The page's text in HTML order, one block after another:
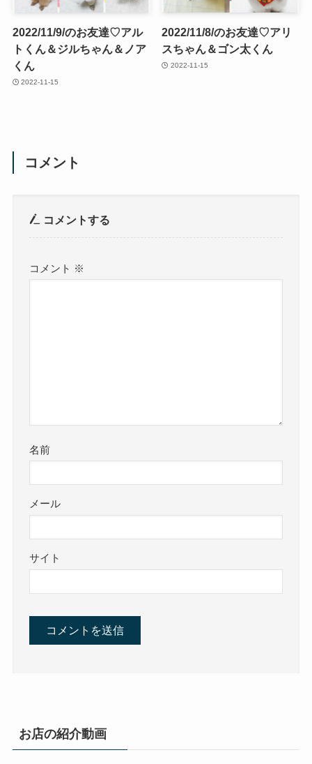
2022/11/9/のお友達♡アル
トくん＆ジルちゃん＆ノア
くん
2022-11-15
2022/11/8/のお友達♡アリ
スちゃん＆ゴン太くん
2022-11-15
コメント
コメントする
コメント ※
名前
メール
サイト
お店の紹介動画